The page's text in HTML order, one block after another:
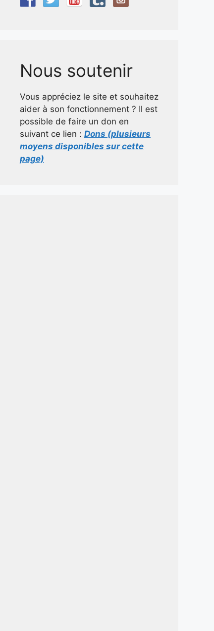
Nous soutenir
Vous appréciez le site et souhaitez
aider à son fonctionnement ? Il est
possible de faire un don en
suivant ce lien : Dons (plusieurs
moyens disponibles sur cette
page)